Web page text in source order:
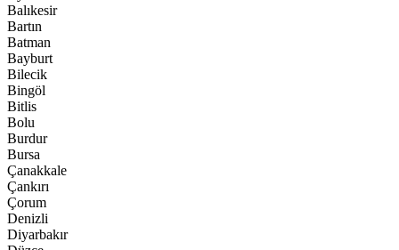
Balıkesir
Bartın
Batman
Bayburt
Bilecik
Bingöl
Bitlis
Bolu
Burdur
Bursa
Çanakkale
Çankırı
Çorum
Denizli
Diyarbakır